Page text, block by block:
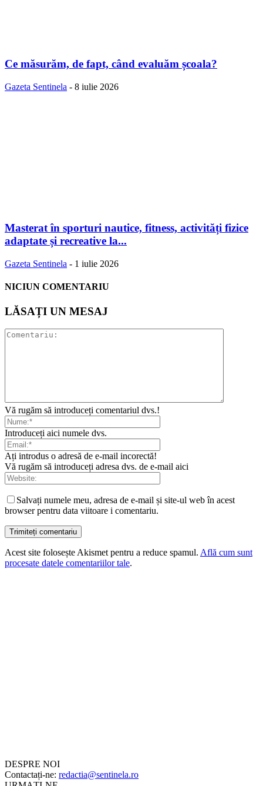
Ce măsurăm, de fapt, când evaluăm școala?
Gazeta Sentinela - 8 iulie 2026
Masterat în sporturi nautice, fitness, activități fizice
adaptate și recreative la...
Gazeta Sentinela - 1 iulie 2026
NICIUN COMENTARIU
LĂSAȚI UN MESAJ
Vă rugăm să introduceți comentariul dvs.!
Introduceți aici numele dvs.
Ați introdus o adresă de e-mail incorectă!
Vă rugăm să introduceți adresa dvs. de e-mail aici
Salvați numele meu, adresa de e-mail și site-ul web în acest
browser pentru data viitoare i comentariu.
Acest site folosește Akismet pentru a reduce spamul. Află cum sunt
procesate datele comentariilor tale.
DESPRE NOI
Contactați-ne: redactia@sentinela.ro